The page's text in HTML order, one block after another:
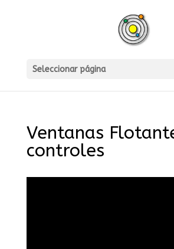
Seleccionar página
Ventanas
controles